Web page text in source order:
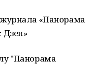
«Панорама
Дзен»
"Панорама